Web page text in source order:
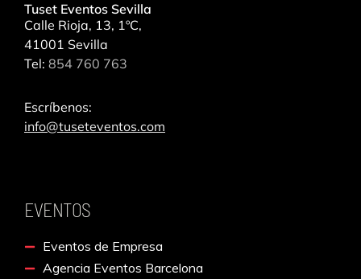
Tuset Eventos Sevilla
Calle Rioja, 13, 1ºC,
41001 Sevilla
Tel: 854 760 763
Escríbenos:
info@tuseteventos.com
EVENTOS
Eventos de Empresa
Agencia Eventos Barcelona